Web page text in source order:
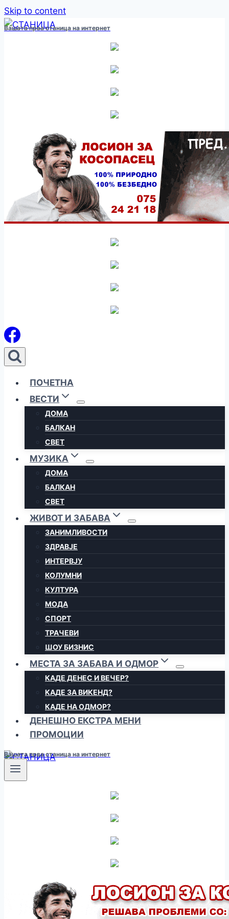
Skip to content
Вашата прва станица на интернет
ПОЧЕТНА
ВЕСТИ
ДОМА
БАЛКАН
СВЕТ
МУЗИКА
ДОМА
БАЛКАН
СВЕТ
ЖИВОТ И ЗАБАВА
ЗАНИМЛИВОСТИ
ЗДРАВЈЕ
ИНТЕРВЈУ
КОЛУМНИ
КУЛТУРА
МОДА
СПОРТ
ТРАЧЕВИ
ШОУ БИЗНИС
МЕСТА ЗА ЗАБАВА И ОДМОР
КАДЕ ДЕНЕС И ВЕЧЕР?
КАДЕ ЗА ВИКЕНД?
КАДЕ НА ОДМОР?
ДЕНЕШНО ЕКСТРА МЕНИ
ПРОМОЦИИ
Вашата прва станица на интернет